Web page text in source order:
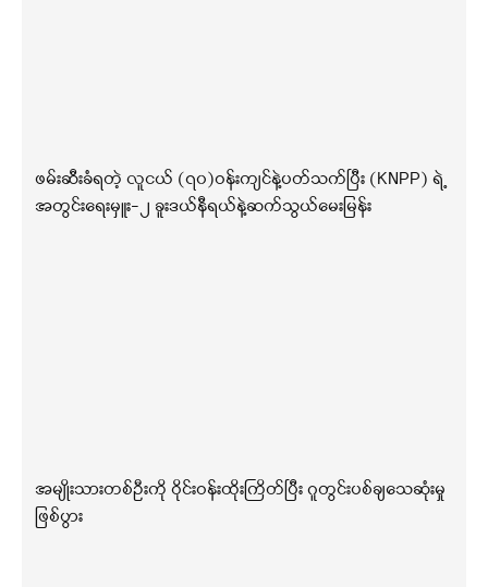
ဖမ်းဆီးခံရတဲ့ လူငယ် (၇၀)ဝန်းကျင်နဲ့ပတ်သက်ပြီး (KNPP) ရဲ့
အတွင်းရေးမှူး-၂ ခူးဒယ်နီရယ်နဲ့ဆက်သွယ်မေးမြန်း
အမျိုးသားတစ်ဦးကို ဝိုင်းဝန်းထိုးကြိတ်ပြီး ဂူတွင်းပစ်ချသေဆုံးမှု
ဖြစ်ပွား